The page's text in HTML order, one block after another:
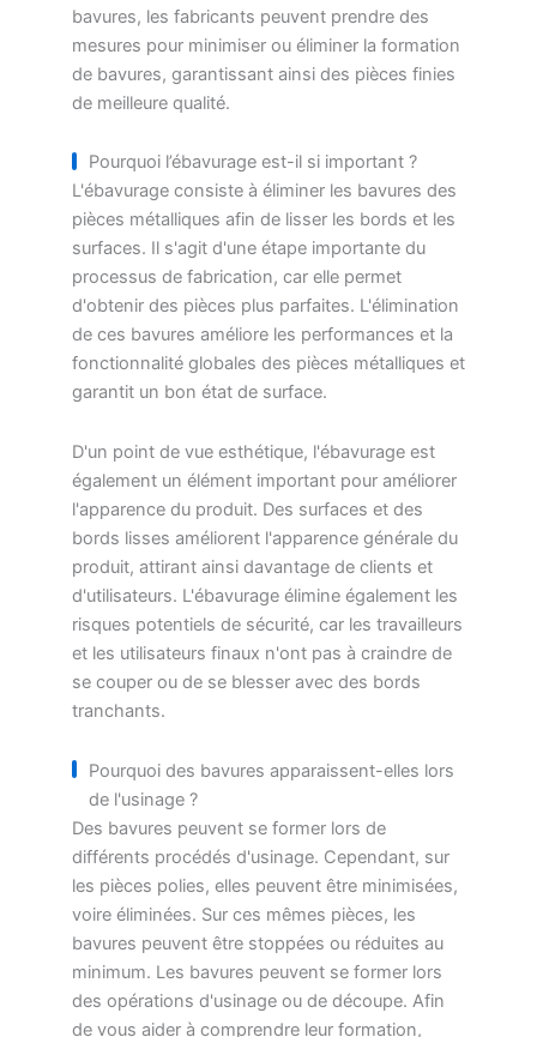
bavures, les fabricants peuvent prendre des
mesures pour minimiser ou éliminer la formation
de bavures, garantissant ainsi des pièces finies
de meilleure qualité.
Pourquoi l’ébavurage est-il si important ?
L'ébavurage consiste à éliminer les bavures des
pièces métalliques afin de lisser les bords et les
surfaces. Il s'agit d'une étape importante du
processus de fabrication, car elle permet
d'obtenir des pièces plus parfaites. L'élimination
de ces bavures améliore les performances et la
fonctionnalité globales des pièces métalliques et
garantit un bon état de surface.
D'un point de vue esthétique, l'ébavurage est
également un élément important pour améliorer
l'apparence du produit. Des surfaces et des
bords lisses améliorent l'apparence générale du
produit, attirant ainsi davantage de clients et
d'utilisateurs. L'ébavurage élimine également les
risques potentiels de sécurité, car les travailleurs
et les utilisateurs finaux n'ont pas à craindre de
se couper ou de se blesser avec des bords
tranchants.
Pourquoi des bavures apparaissent-elles lors
de l'usinage ?
Des bavures peuvent se former lors de
différents procédés d'usinage. Cependant, sur
les pièces polies, elles peuvent être minimisées,
voire éliminées. Sur ces mêmes pièces, les
bavures peuvent être stoppées ou réduites au
minimum. Les bavures peuvent se former lors
des opérations d'usinage ou de découpe. Afin
de vous aider à comprendre leur formation,